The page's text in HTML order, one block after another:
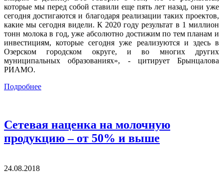
которые мы перед собой ставили еще пять лет назад, они уже
сегодня достигаются и благодаря реализации таких проектов,
какие мы сегодня видели. К 2020 году результат в 1 миллион
тонн молока в год, уже абсолютно достижим по тем планам и
инвестициям, которые сегодня уже реализуются и здесь в
Озерском городском округе, и во многих других
муниципальных образованиях», - цитирует Брынцалова
РИАМО.
Подробнее
Сетевая наценка на молочную
продукцию – от 50% и выше
24.08.2018